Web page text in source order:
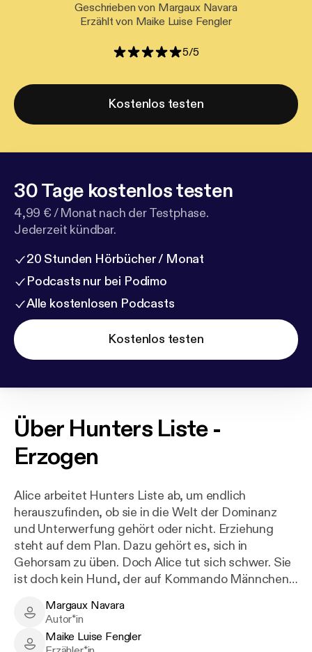
Geschrieben von Margaux Navara
Erzählt von Maike Luise Fengler
5/5
Kostenlos testen
30 Tage kostenlos testen
4,99 € / Monat nach der Testphase.
Jederzeit kündbar.
20 Stunden Hörbücher / Monat
Podcasts nur bei Podimo
Alle kostenlosen Podcasts
Kostenlos testen
Über Hunters Liste -
Erzogen
Alice arbeitet Hunters Liste ab, um endlich
herauszufinden, ob sie in die Welt der Dominanz
und Unterwerfung gehört oder nicht. Erziehung
steht auf dem Plan. Dazu gehört es, sich in
Gehorsam zu üben. Doch Alice tut sich schwer. Sie
ist doch kein Hund, der auf Kommando Männchen
Club in Orlando, Florida geben sich Mühe mit der
aufsässigen Frau, die gerne Sub sein möchte und
doch nicht mit dem Herzen dabei ist. Vielleicht
Margaux Navara - Author
Margaux Navara
Autor*in
Maike Luise Fengler - Narrator
Maike Luise Fengler